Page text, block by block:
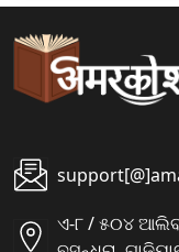
ଏ-୮ / ୫୦୪